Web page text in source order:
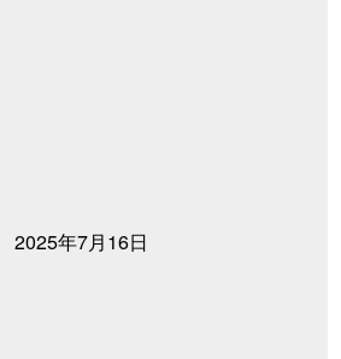
2025年7月16日